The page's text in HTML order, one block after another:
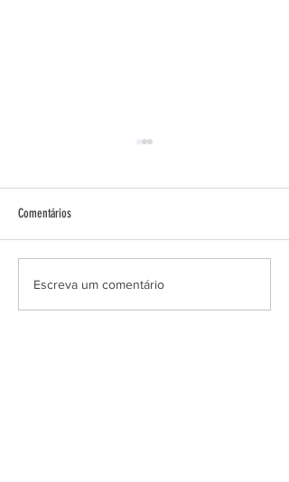
Faixa Preta!
Comentários
Escreva um comentário